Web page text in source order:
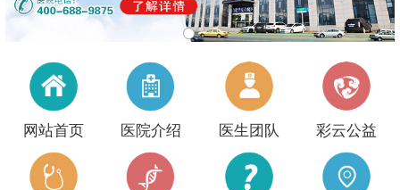
网站首页 医院介绍 医生团队 彩云公益